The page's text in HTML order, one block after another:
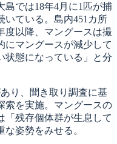
では18年4月に1匹が捕
いている。島内451カ所
度以降、マングースは撮
にマングースが減少して
状態になっている」と分
り、聞き取り調査に基
索を実施。マングースの
「残存個体群が生息して
姿勢をみせる。